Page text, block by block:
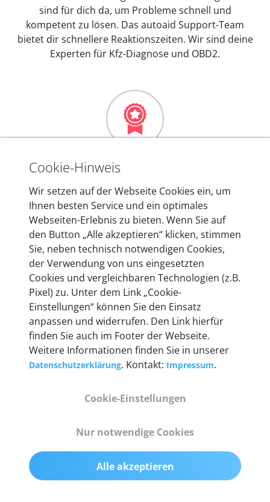
sind für dich da, um Probleme schnell und
kompetent zu lösen. Das autoaid Support-Team
bietet dir schnellere Reaktionszeiten. Wir sind deine
Experten für Kfz-Diagnose und OBD2.
Mehr als 10 Jahre Erfahrung
In den Kfz-Diagnosegeräten von autoaid stecken
mehr als 10 Jahre Erfahrung, und auch in Zukunft
entwickeln wir unsere Produkte am Standort in
Berlin laufend weiter. Auf diese Qualität vertrauen
heute mehr als 60.000 Privatkunden und
Unternehmen.
Technische Details &
Lieferumfang
Abmessungen
Gewicht
200 g
Cookie-Hinweis
Wir setzen auf der Webseite Cookies ein, um
Ihnen besten Service und ein optimales
Webseiten-Erlebnis zu bieten. Wenn Sie auf
den Button „Alle akzeptieren“ klicken, stimmen
Sie, neben technisch notwendigen Cookies,
der Verwendung von uns eingesetzten
Cookies und vergleichbaren Technologien (z.B.
Pixel) zu. Unter dem Link „Cookie-
Einstellungen“ können Sie den Einsatz
anpassen und widerrufen. Den Link hierfür
finden Sie auch im Footer der Webseite.
Weitere Informationen finden Sie in unserer
Datenschutzerklärung. Kontakt: Impressum.
Cookie-Einstellungen
Nur notwendige Cookies
Alle akzeptieren